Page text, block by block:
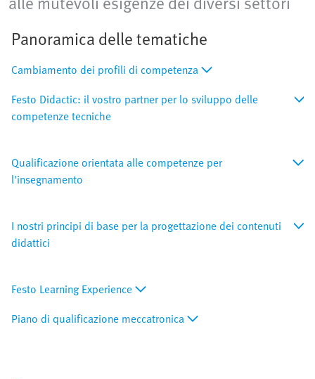
Panoramica delle tematiche
Cambiamento dei profili di competenza
Festo Didactic: il vostro partner per lo sviluppo delle
competenze tecniche
Qualificazione orientata alle competenze per
l'insegnamento
I nostri principi di base per la progettazione dei contenuti
didattici
Festo Learning Experience
Piano di qualificazione meccatronica